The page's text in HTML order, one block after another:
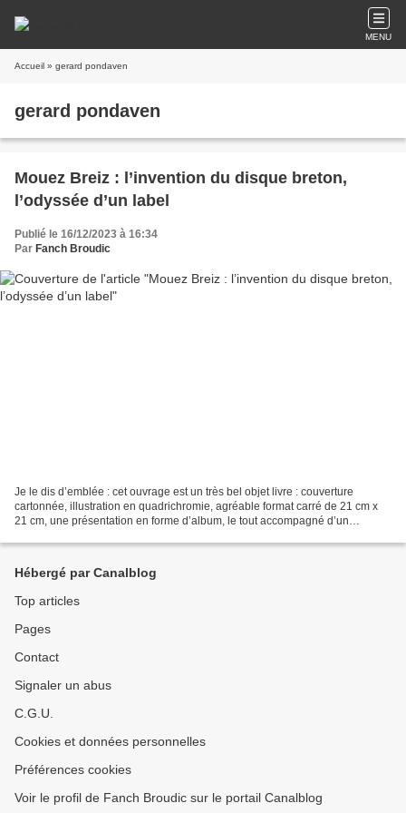
MENU
Accueil » gerard pondaven
gerard pondaven
Mouez Breiz : l’invention du disque breton,
l’odyssée d’un label
Publié le 16/12/2023 à 16:34
Par Fanch Broudic
Je le dis d’emblée : cet ouvrage est un très bel objet livre : couverture
cartonnée, illustration en quadrichromie, agréable format carré de 21 cm x
21 cm, une présentation en forme d’album, le tout accompagné d’un
Hébergé par Canalblog
Top articles
Pages
Contact
Signaler un abus
C.G.U.
Cookies et données personnelles
Préférences cookies
Voir le profil de Fanch Broudic sur le portail Canalblog